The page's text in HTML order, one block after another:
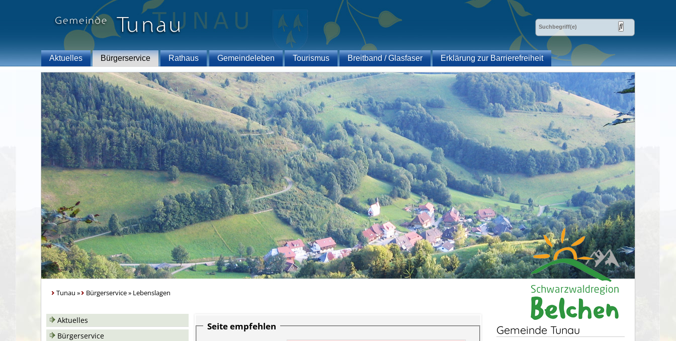
Aktuelles Bürgerservice Rathaus Gemeindeleben Tourismus Breitband / Glasfaser Erklärung zur Barrierefreiheit
Tunau » Bürgerservice» Lebenslagen
Aktuelles
Bürgerservice
Seite empfehlen Gemeinde Tunau